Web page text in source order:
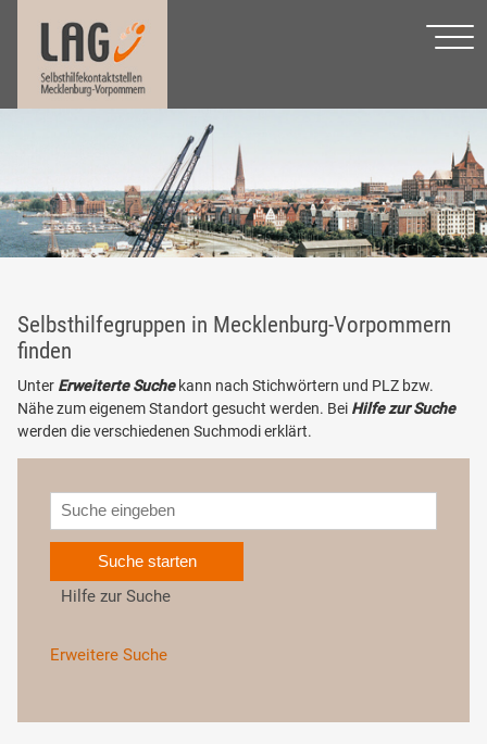
Selbsthilfegruppen in Mecklenburg-Vorpommern
finden
Unter Erweiterte Suchekann nach Stichwörtern und PLZ bzw.
Nähe zum eigenem Standort gesucht werden. Bei Hilfe zur Suche
werden die verschiedenen Suchmodi erklärt.
Suche starten
Hilfe zur Suche
Erweitere Suche